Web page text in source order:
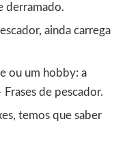
derramado.
ainda carrega
ou um hobby: a
de pescador.
temos que saber